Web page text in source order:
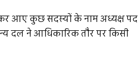
आए कुछ सदस्यों के नाम अध्यक्ष पद
दल ने आधिकारिक तौर पर किसी